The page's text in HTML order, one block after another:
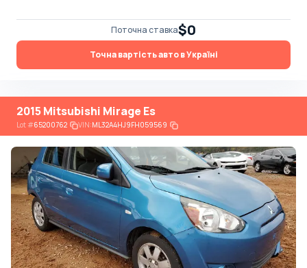
Поточна ставка$0
Точна вартість авто в Україні
2015 Mitsubishi Mirage Es
Lot#65200762 VIN:ML32A4HJ9FH059569